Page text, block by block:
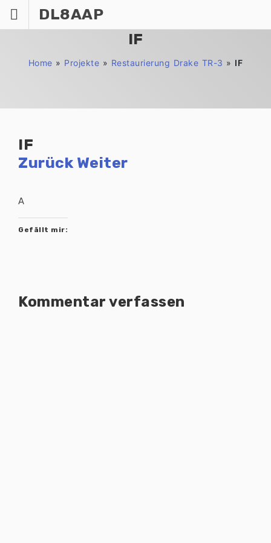
Inhalt
springen
DL8AAP
IF
Home » Projekte » Restaurierung Drake TR-3 » IF
IF
Zurück Weiter
A
Gefällt mir:
Kommentar verfassen